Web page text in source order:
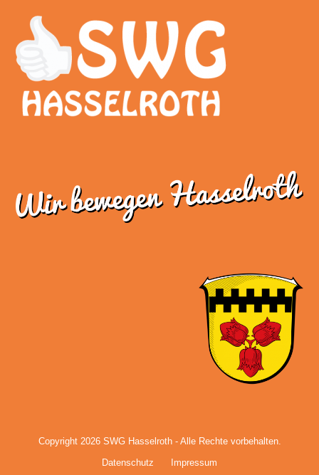
Copyright 2026 SWG Hasselroth- Alle Rechte vorbehalten.
Datenschutz
Impressum